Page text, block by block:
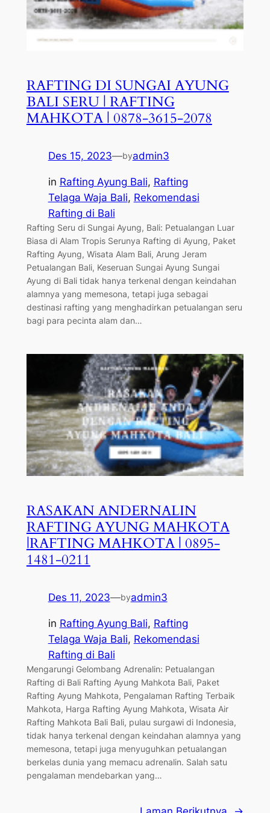
RAFTING DI SUNGAI AYUNG
BALI SERU | RAFTING
MAHKOTA | 0878-3615-2078
Des 15, 2023—byadmin3
in Rafting Ayung Bali, Rafting
Telaga Waja Bali, Rekomendasi
Rafting di Bali
Rafting Seru di Sungai Ayung, Bali: Petualangan Luar
Biasa di Alam Tropis Serunya Rafting di Ayung, Paket
Rafting Ayung, Wisata Alam Bali, Arung Jeram
Petualangan Bali, Keseruan Sungai Ayung Sungai
Ayung di Bali tidak hanya terkenal dengan keindahan
alamnya yang memesona, tetapi juga sebagai
destinasi rafting yang menghadirkan petualangan seru
bagi para pecinta alam dan…
RASAKAN ANDERNALIN
RAFTING AYUNG MAHKOTA
|RAFTING MAHKOTA | 0895-
1481-0211
Des 11, 2023—byadmin3
in Rafting Ayung Bali, Rafting
Telaga Waja Bali, Rekomendasi
Rafting di Bali
Mengarungi Gelombang Adrenalin: Petualangan
Rafting di Bali Rafting Ayung Mahkota Bali, Paket
Rafting Ayung Mahkota, Pengalaman Rafting Terbaik
Mahkota, Harga Rafting Ayung Mahkota, Wisata Air
Rafting Mahkota Bali Bali, pulau surgawi di Indonesia,
tidak hanya terkenal dengan keindahan alamnya yang
memesona, tetapi juga menyuguhkan petualangan
berkelas dunia yang memacu adrenalin. Salah satu
pengalaman mendebarkan yang…